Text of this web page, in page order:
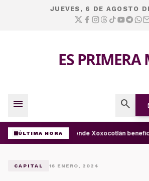
JUEVES, 6 DE AGOSTO
ES PRIMERA
menu search
ÚLTIMA HORA Extiende Xoxocotlán
CAPITAL 16 ENERO, 2024